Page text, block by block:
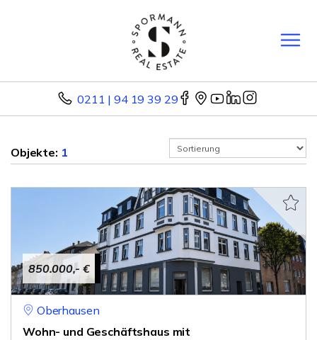
0211 | 94 19 39 29
Objekte: 1
850.000,- €
Oberhausen
Wohn- und Geschäftshaus mit